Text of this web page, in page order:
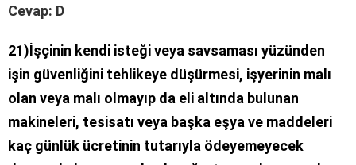
Cevap: D
21)İşçinin kendi isteği veya savsaması yüzünden
işin güvenliğini tehlikeye düşürmesi, işyerinin malı
olan veya malı olmayıp da eli altında bulunan
makineleri, tesisatı veya başka eşya ve maddeleri
kaç günlük ücretinin tutarıyla ödeyemeyecek